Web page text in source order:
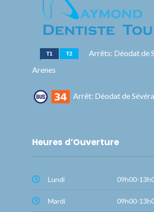
Arrêts: Déodat de
Arenes
Arrêt: Déodat de
Heures d’Ouverture
Lundi 09h00-
Mardi 09h00-